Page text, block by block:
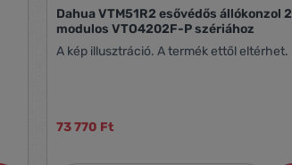
Dahua VTM51R2 esővédős állókonzol 2
modulos VTO4202F-P szériához
A kép illusztráció. A termék ettől eltérhet.
73 770 Ft